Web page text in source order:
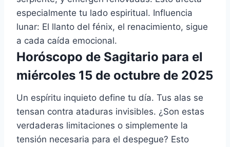
especialmente tu lado espiritual. Influencia
lunar: El llanto del fénix, el renacimiento, sigue
a cada caída emocional.
Horóscopo de Sagitario para el
miércoles 15 de octubre de 2025
Un espíritu inquieto define tu día. Tus alas se
tensan contra ataduras invisibles. ¿Son estas
verdaderas limitaciones o simplemente la
tensión necesaria para el despegue? Esto